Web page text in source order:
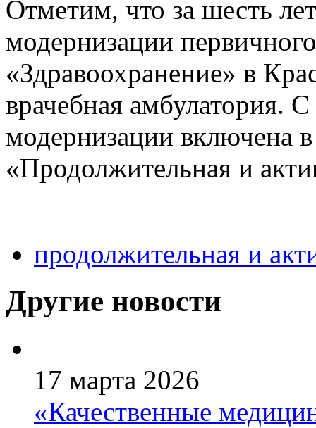
Отметим, что за шесть
модернизации
«Здравоохранение» в
врачебная амбулатория.
модернизации включена
«Продолжительная и
продолжительная и
Другие новости
17 марта 2026
«Качественные